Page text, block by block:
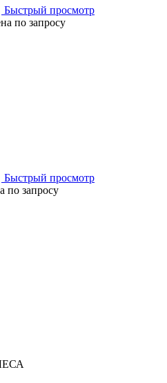
Быстрый просмотр
по запросу
Быстрый просмотр
по запросу